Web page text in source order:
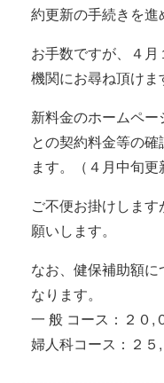
約更新の手続きを進
お手数ですが、４
機関にお尋ね頂けま
新料金のホームペ
との契約料金等の
ます。（４月中旬更
ご不便お掛けしま
願いします。
なお、健保補助額
なります。
一 般 コース：２０,
婦人科コース：２５